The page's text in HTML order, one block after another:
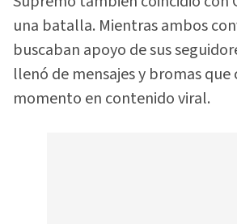
una batalla. Mientras ambos
buscaban apoyo de sus
llenó de mensajes y bromas
momento en contenido viral.